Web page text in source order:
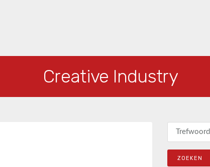
Creative Industry
Zoeken naar: